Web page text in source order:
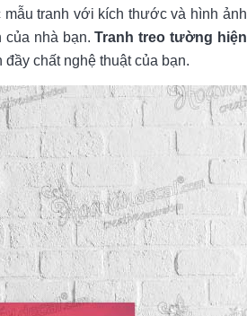
tranh với kích thước và hình ảnh
của nhà bạn.Tranh treo tường hiện
chất nghệ thuật của bạn.